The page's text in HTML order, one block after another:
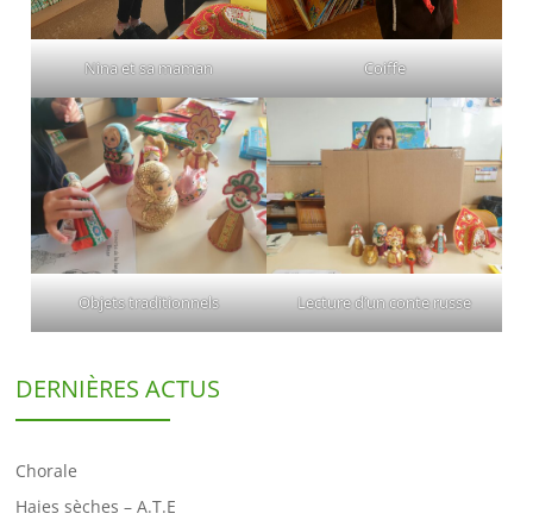
Nina et sa maman Coiffe
Objets traditionnels Lecture d’un conte russe
DERNIÈRES ACTUS
Chorale
Haies sèches – A.T.E